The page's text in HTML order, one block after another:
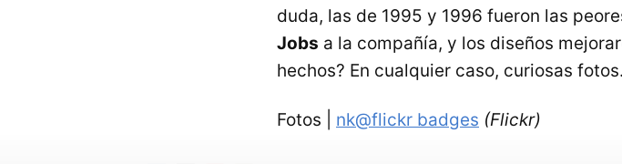
duda, las de 1995 y 1996 fueron las
Jobs a la compañía, y los diseños
hechos? En cualquier caso, curiosas
Fotos | nk@flickr badges (Flickr)